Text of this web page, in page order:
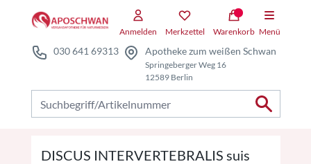
Anmelden Merkzettel Warenkorb Menü
030 641 69313 Apotheke zum weißen Schwan
Springeberger Weg 16
12589 Berlin
DISCUS INTERVERTEBRALIS suis